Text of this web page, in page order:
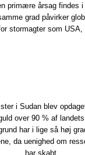
primære årsag findes
grad påvirker
stormagter som USA,
i Sudan blev
over 90 % af
har i lige så høj
da uenighed om
har skabt...